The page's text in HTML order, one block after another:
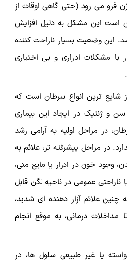
فرو می رود (حتی گاهی اوقات از
است این مشکل به دلیل افزایش
این وضعیت بسیار ناراحت کننده
مشکلات ادراری و بی اختیاری
شایع ترین انواع سرطان است که
و ژنتیک در ایجاد این بیماری
در مراحل اولیه به آرامی رشد
در مراحل پیشرفته تر، علائم به
وجود خون در ادرار یا مایع منی،
ناراحتی عمومی در ناحیه لگن قابل
علائم آزار دهنده ای شدید،
مداخلات درمانی، به موقع انجام
یا غیر طبیعی سلول ها، در